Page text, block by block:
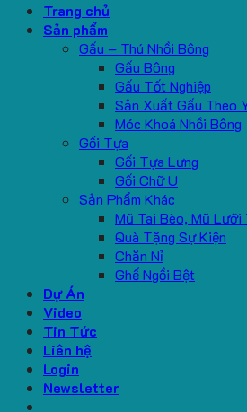
Trang chủ
Sản phẩm
Gấu – Thú Nhồi Bông
Gấu Bông
Gấu Tốt Nghiệp
Sản Xuất Gấu Theo
Móc Khoá Nhồi Bông
Gối Tựa
Gối Tựa Lưng
Gối Chữ U
Sản Phẩm Khác
Mũ Tai Bèo, Mũ Lưỡi
Quà Tặng Sự Kiện
Chăn Nỉ
Ghế Ngồi Bệt
Dự Án
Video
Tin Tức
Liên hệ
Login
Newsletter